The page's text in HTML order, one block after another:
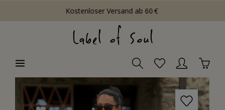
Kostenloser Versand ab 60 €